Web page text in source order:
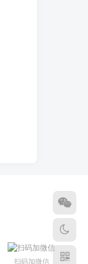
扫码加微信